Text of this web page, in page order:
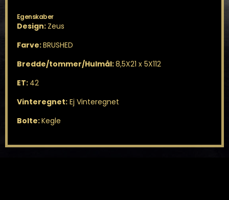
Egenskaber
Design: Zeus
Farve:BRUSHED
Bredde/tommer/Hulmål:8,5X21 x 5X112
ET: 42
Vinteregnet:Ej Vinteregnet
Bolte:Kegle